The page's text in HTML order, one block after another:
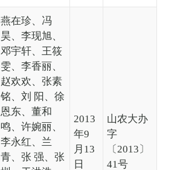
燕在珍、冯
昊、李现旭、
邓宇轩、王筱
雯、李香丽、
赵欢欢、张素
铭、刘 阳、徐
恩东、董和
鸣、许婉丽、
李永红、兰
青、张 强、张
2013
年9
月13
日
山农大办
字
〔2013〕
41号